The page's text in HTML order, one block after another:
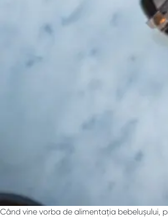
Când vine vorba de alimentația bebelușului,